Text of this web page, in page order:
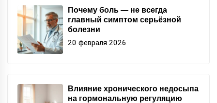
Почему боль — не всегда
главный симптом серьёзной
болезни
20 февраля 2026
Влияние хронического недосыпа
на гормональную регуляцию